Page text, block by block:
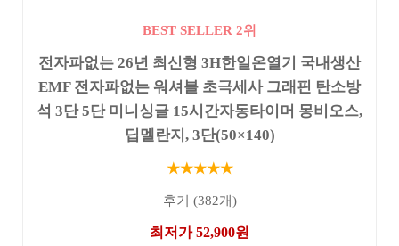
BEST SELLER 2위
전자파없는 26년 최신형 3H한일온열기 국내생산
EMF 전자파없는 워셔블 초극세사 그래핀 탄소방
석 3단 5단 미니싱글 15시간자동타이머 몽비오스,
딥멜란지, 3단(50×140)
★★★★★
후기 (382개)
최저가 52,900원